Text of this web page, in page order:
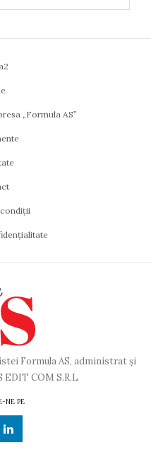
„Formula AS”
Formula AS, administrat și
EDIT COM S.R.L
NE PE